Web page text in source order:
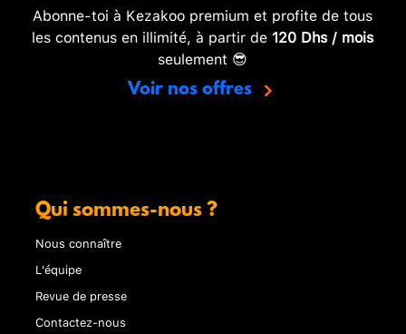
Abonne-toi à Kezakoo premium et profite de tous
les contenus en illimité, à partir de 120 Dhs / mois
seulement 😎
Voir nos offres
Qui sommes-nous ?
Nous connaître
L'équipe
Revue de presse
Contactez-nous